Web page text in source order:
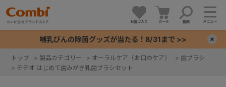
お気に入り カート 検索 メニュー
哺乳びんの除菌グッズが当たる！8/31まで >>
トップ > 製品カテゴリー > オーラルケア（お口のケア） > 歯ブラシ
> テテオ はじめて歯みがき乳歯ブラシセット